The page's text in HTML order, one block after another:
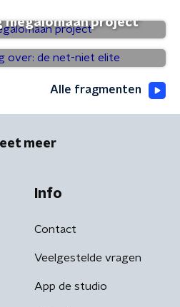
megalomaan project'
over: de net-niet
Alle fragmenten
meer
Info
Contact
Veelgestelde vragen
App de studio